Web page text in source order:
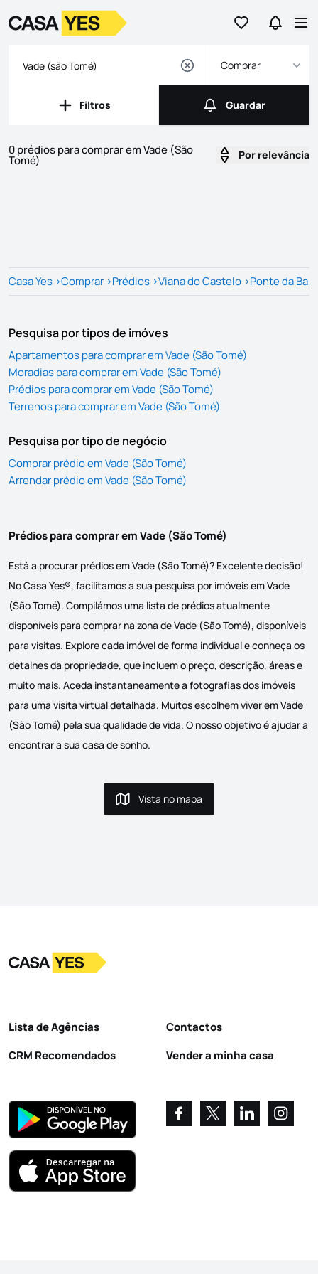
Ir para osIr para
LogoIr para a homepage
Comprar
Filtros
Filtros Guardar
Guardar
0 prédios para comprar em Vade (São
Tomé) Por relevância
Casa Yes >Comprar >Prédios >Viana do Castelo >Ponte da
Pesquisa por tipos de imóves
Apartamentos para comprar em Vade (São Tomé)
Moradias para comprar em Vade (São Tomé)
Prédios para comprar em Vade (São Tomé)
Terrenos para comprar em Vade (São Tomé)
Pesquisa por tipo de negócio
Comprar prédio em Vade (São Tomé)
Arrendar prédio em Vade (São Tomé)
Prédios para comprar em Vade (São Tomé)
Está a procurar prédios em Vade (São Tomé)? Excelente decisão!
No Casa Yes®, facilitamos a sua pesquisa por imóveis em Vade
(São Tomé). Compilámos uma lista de prédios atualmente
disponíveis para comprar na zona de Vade (São Tomé), disponíveis
para visitas. Explore cada imóvel de forma individual e conheça os
detalhes da propriedade, que incluem o preço, descrição, áreas e
muito mais. Aceda instantaneamente a fotografias dos imóveis
para uma visita virtual detalhada. Muitos escolhem viver em Vade
(São Tomé) pela sua qualidade de vida. O nosso objetivo é ajudar a
encontrar a sua casa de sonho.
Vista no mapa
Vista no mapa
LogoIr para a homepage
Lista de Agências
CRM Recomendados
Contactos
Vender a minha casa